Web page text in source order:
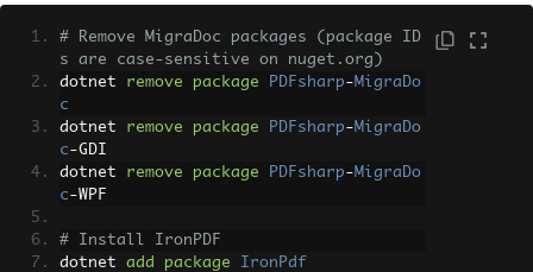
# Remove MigraDoc packages (package ID
s are case-sensitive on nuget.org)
dotnet remove package PDFsharp-MigraDo
c
dotnet remove package PDFsharp-MigraDo
c-GDI
dotnet remove package PDFsharp-MigraDo
c-WPF
# Install IronPDF
dotnet add package IronPdf